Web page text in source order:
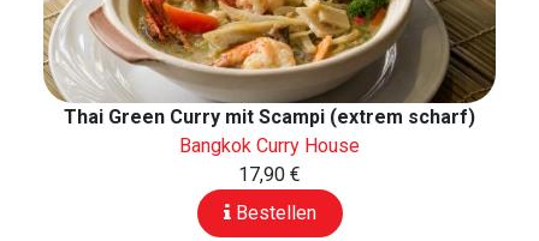
Thai Green Curry mit Scampi (extrem scharf)
Bangkok Curry House
17,90 €
Bestellen